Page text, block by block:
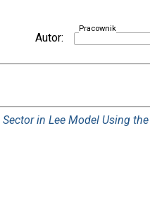
Autor:
Pracownik
in Lee Model Using